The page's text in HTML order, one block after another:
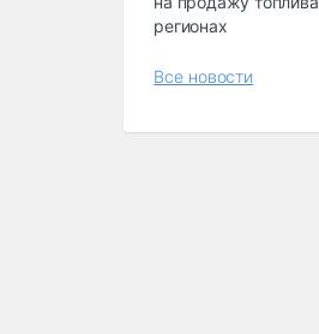
регионах
Все новости